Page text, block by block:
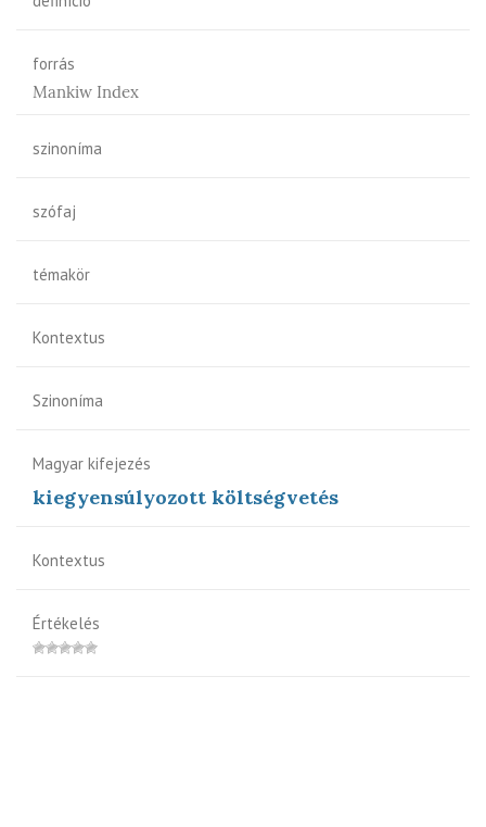
forrás
Mankiw Index
szinoníma
szófaj
témakör
Kontextus
Szinoníma
Magyar kifejezés
kiegyensúlyozott költségvetés
Kontextus
Értékelés